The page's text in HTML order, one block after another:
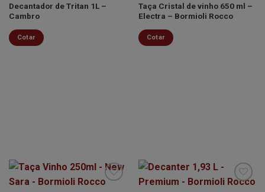
Minha
Decantador de Tritan 1L –
Cambro
Cotar
Minha
lista de
Taça Cristal de vinho 650 ml –
Electra – Bormioli Rocco
Cotar